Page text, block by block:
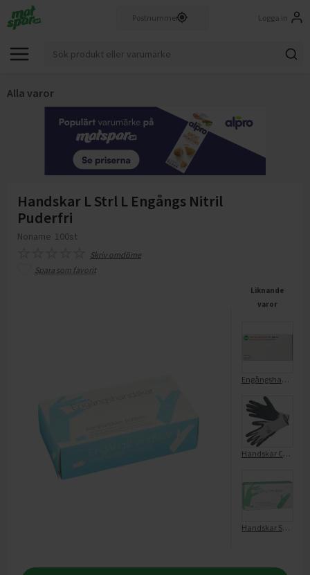
Logga in
Alla varor
Handskar L Strl L Engångs Nitril
Puderfri
Noname 100st
Skriv omdöme
Spara som favorit
Liknande
varor
Engångshandskar Nitril 100pack
Handskar Comfort Strl 8 Grå/Svart
Handskar Soft PE L 200st